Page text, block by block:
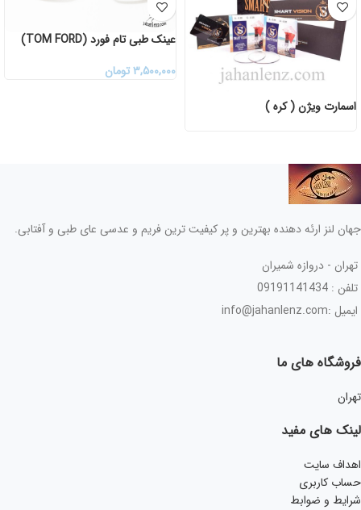
اسمارت ویژن ( کره )
عینک طبی تام فورد (TOM FORD)
۳,۵۰۰,۰۰۰تومان
جهان لنز ارئه دهنده بهترین و پر کیفیت ترین فریم و عدسی عای طبی و آفتابی.
تهران - دروازه شمیران
تلفن : 09191141434
ایمیل :info@jahanlenz.com
فروشگاه های ما
تهران
لینک های مفید
اهداف سایت
حساب کاربری
شرایط و ضوابط